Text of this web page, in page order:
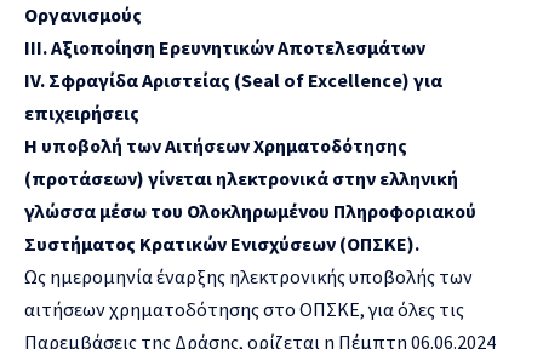
Οργανισμούς
III. Αξιοποίηση Ερευνητικών Αποτελεσμάτων
IV. Σφραγίδα Αριστείας (Seal of Excellence) για
επιχειρήσεις
Η υποβολή των Αιτήσεων Χρηματοδότησης
(προτάσεων) γίνεται ηλεκτρονικά στην ελληνική
γλώσσα μέσω του Ολοκληρωμένου Πληροφοριακού
Συστήματος Κρατικών Ενισχύσεων (ΟΠΣΚΕ).
Ως ημερομηνία έναρξης ηλεκτρονικής υποβολής των
αιτήσεων χρηματοδότησης στο ΟΠΣΚΕ, για όλες τις
Παρεμβάσεις της Δράσης, ορίζεται η Πέμπτη 06.06.2024